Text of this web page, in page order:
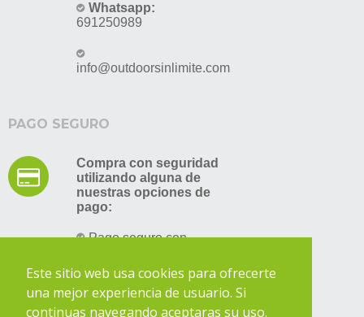
Este sitio web usa cookies para ofrecerte
una mejor experiencia de usuario. Si
continuas navegando aceptaras su uso.
Whatsapp:
691250989
info@outdoorsinlimite.com
PAGO SEGURO
Compra con seguridad
utilizando alguna de
nuestras opciones de
pago:
Pago seguro con
Transferencia bancaria